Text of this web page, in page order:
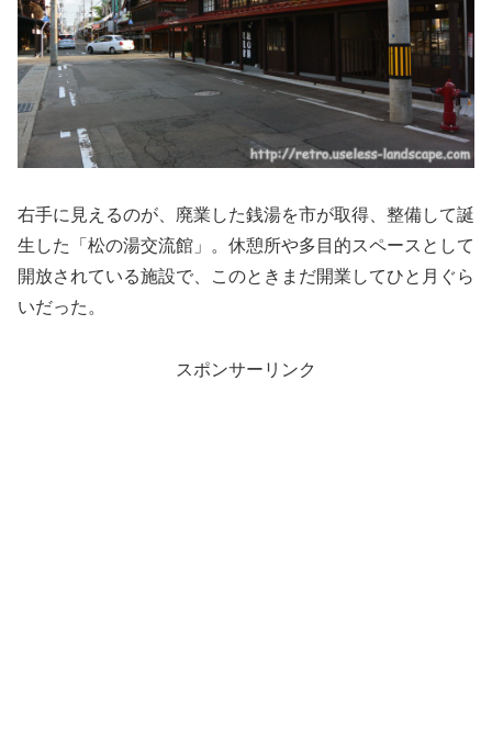
右手に見えるのが、廃業した銭湯を市が取得、整備して誕
生した「松の湯交流館」。休憩所や多目的スペースとして
開放されている施設で、このときまだ開業してひと月ぐら
いだった。
スポンサーリンク